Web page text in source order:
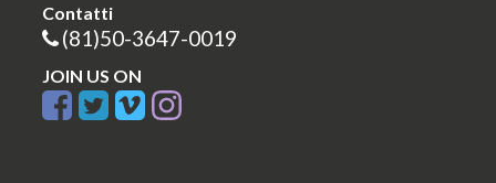
Contatti
(81)50-3647-0019
JOIN US ON